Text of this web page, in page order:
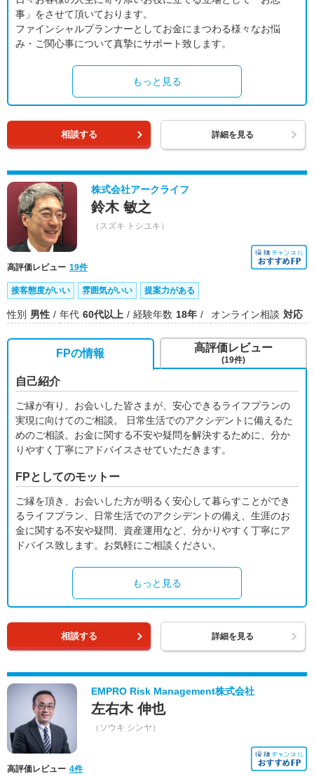
事」をさせて頂いております。
ファインシャルプランナーとしてお金にまつわる様々なお悩
み・ご関心事について真摯にサポート致します。
もっと見る
相談する 詳細を見る
株式会社アークライフ
鈴木 敏之
（スズキ トシユキ）
高評価レビュー 19件
接客態度がいい 雰囲気がいい 提案力がある
性別 男性 年代 60代以上 経験年数 18年 オンライン相談 対応
FPの情報
自己紹介
ご縁が有り、お会いした皆さまが、安心できるライフプランの
実現に向けてのご相談。 日常生活でのアクシデントに備えるた
めのご相談。お金に関する不安や疑問を解決するために、分か
りやすく丁寧にアドバイスさせていただきます。
FPとしてのモットー
ご縁を頂き、お会いした方が明るく安心して暮らすことができ
るライフプラン、日常生活でのアクシデントの備え、生涯のお
金に関する不安や疑問、資産運用など、分かりやすく丁寧にア
ドバイス致します。お気軽にご相談ください。
もっと見る
高評価レビュー
(19件)
相談する 詳細を見る
EMPRO Risk Management株式会社
左右木 伸也
（ソウキ シンヤ）
高評価レビュー 4件